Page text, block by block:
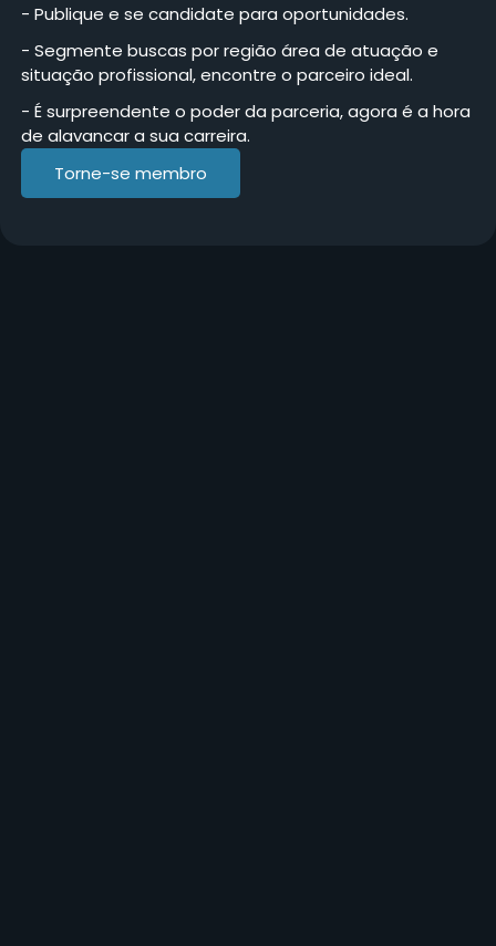
- Publique e se candidate para oportunidades.
- Segmente buscas por região área de atuação e
situação profissional, encontre o parceiro ideal.
- É surpreendente o poder da parceria, agora é a hora
de alavancar a sua carreira.
Torne-se membro